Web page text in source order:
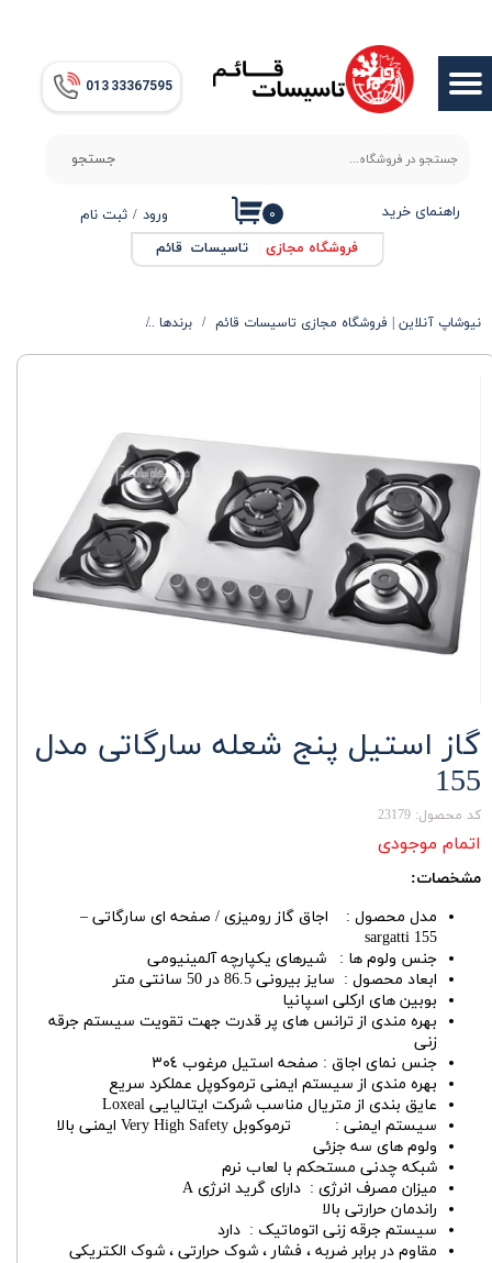
013​​​​​​​ 33367595
جستجو
ورود / ثبت نام
حساب کاربری من
تغییر گذر واژه
سفارشات
خروج از حساب کاربری
راهنمای خرید ۰
فروشگاه مجازی تاسیسات قائم
نیوشاپ آنلاین | فروشگاه مجازی تاسیسات قائم برندها
گاز استیل پنج شعله سارگاتی مدل
155
کد محصول: 23179
اتمام موجودی
مشخصات:
مدل محصول : اجاق گاز رومیزی / صفحه ای سارگاتی –
sargatti 155
جنس ولوم ها : شیرهای یکپارچه آلمینیومی
ابعاد محصول : سایز بیرونی 86.5 در 50 سانتی متر
بوبین های ارکلی اسپانیا
بهره مندی از ترانس های پر قدرت جهت تقویت سیستم جرقه
زنی
جنس نمای اجاق : صفحه استیل مرغوب ٣٠٤
بهره مندی از سیستم ایمنی ترموکوپل عملکرد سریع
عایق بندی از متریال مناسب شرکت ایتالیایی Loxeal
سیستم ایمنی : ترموکوبل Very High Safety ایمنی بالا
ولوم های سه جزئی
شبکه چدنی مستحکم با لعاب نرم
میزان مصرف انرژی : دارای گرید انرژی A
راندمان حرارتی بالا
سیستم جرقه زنی اتوماتیک : دارد
مقاوم در برابر ضربه ، فشار ، شوک حرارتی ، شوک الکتریکی